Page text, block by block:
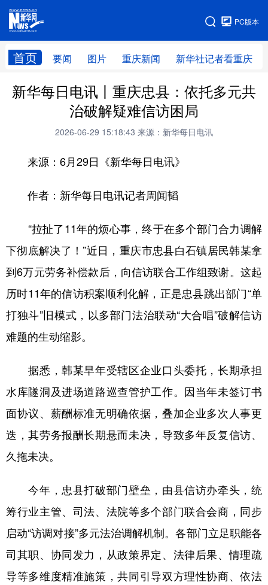
PC版本
首页 要闻 图片 重庆新闻 新华社记者看重庆
网站地图
新华每日电讯丨重庆忠县：依托多元共
治破解疑难信访困局
2026-06-29 15:18:43 来源：新华每日电讯
来源：6月29日《新华每日电讯》
作者：新华每日电讯记者周闻韬
“拉扯了11年的烦心事，终于在多个部门合力调解
下彻底解决了！”近日，重庆市忠县白石镇居民韩某拿
到6万元劳务补偿款后，向信访联合工作组致谢。这起
历时11年的信访积案顺利化解，正是忠县跳出部门“单
打独斗”旧模式，以多部门法治联动“大合唱”破解信访
难题的生动缩影。
据悉，韩某早年受辖区企业口头委托，长期承担
水库隧洞及进场道路巡查管护工作。因当年未签订书
面协议、薪酬标准无明确依据，叠加企业多次人事更
迭，其劳务报酬长期悬而未决，导致多年反复信访、
久拖未决。
今年，忠县打破部门壁垒，由县信访办牵头，统
筹行业主管、司法、法院等多个部门联合会商，同步
启动“访调对接”多元法治调解机制。各部门立足职能各
司其职、协同发力，从政策界定、法律后果、情理疏
导等多维度精准施策，共同引导双方理性协商、依法